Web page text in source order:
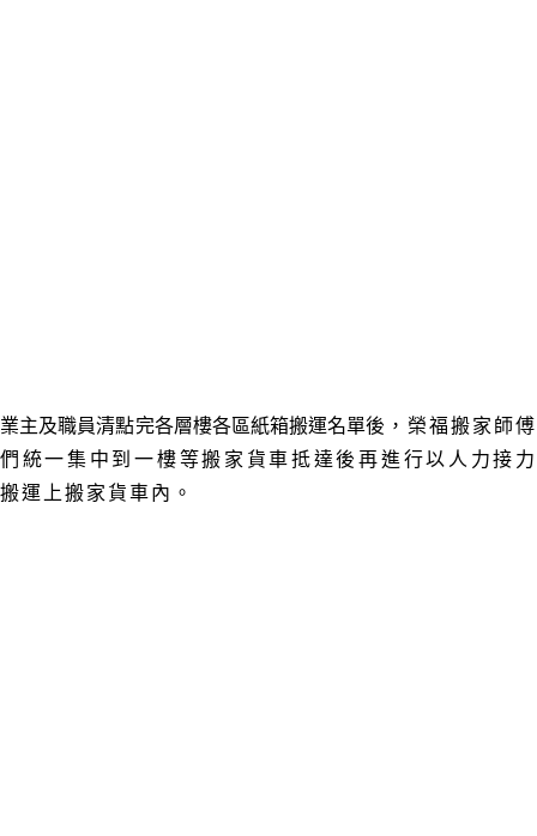
業主及職員清點完各層樓各區紙箱搬運名單後 ，榮福搬家師傅
們統一集中到一樓等搬家貨車抵達後再進行以人力接力
搬運上搬家貨車內 。